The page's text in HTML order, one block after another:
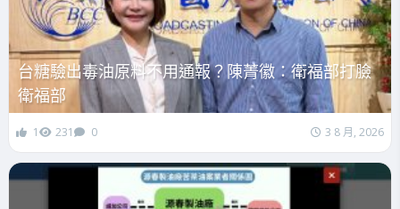
台糖驗出毒油原料不用通報？陳菁徽：衛福部打臉
衛福部
1 231 0 3 8 月, 2026